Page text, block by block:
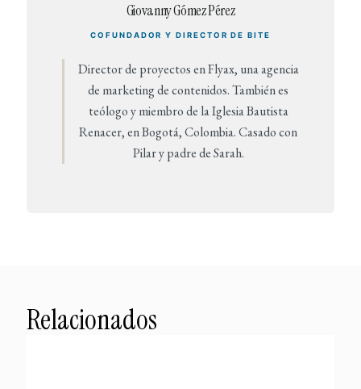
Giovanny Gómez Pérez
COFUNDADOR Y DIRECTOR DE BITE
Director de proyectos en Flyax, una agencia
de marketing de contenidos. También es
teólogo y miembro de la Iglesia Bautista
Renacer, en Bogotá, Colombia. Casado con
Pilar y padre de Sarah.
Relacionados